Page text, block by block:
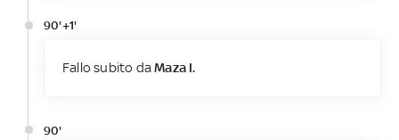
90'+1'
Fallo subito daMaza I.
90'